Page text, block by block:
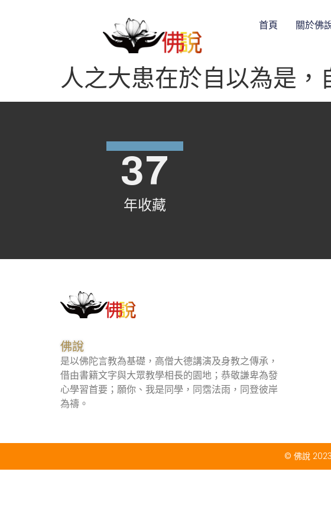
首頁 關於佛
人之大患在於自以為是，
年收藏
37
佛說
是以佛陀言教為基礎，高僧大德講演及身教之傳承，
借由書籍文字與大眾教學相長的園地；恭敬謙卑為發
心學習首要；願你、我是同學，同霑法雨，同登彼岸
為禱。
© 佛說